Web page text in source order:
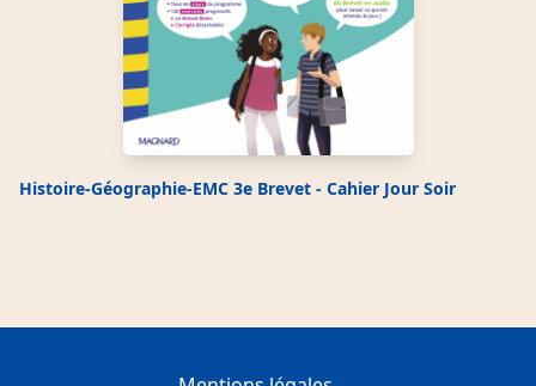
Espagnol 3e - Vocabulaire leçon 3
Espagnol 3e - Vocabulaire leçon 4
Histoire-Géographie-EMC 3e Brevet - Cahier Jour Soir